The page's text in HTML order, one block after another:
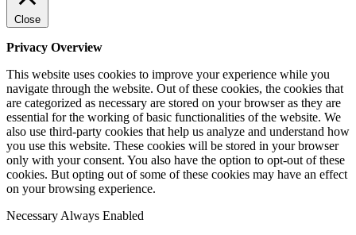
Close
Privacy Overview
This website uses cookies to improve your experience while you
navigate through the website. Out of these cookies, the cookies that
are categorized as necessary are stored on your browser as they are
essential for the working of basic functionalities of the website. We
also use third-party cookies that help us analyze and understand how
you use this website. These cookies will be stored in your browser
only with your consent. You also have the option to opt-out of these
cookies. But opting out of some of these cookies may have an effect
on your browsing experience.
Necessary Always Enabled